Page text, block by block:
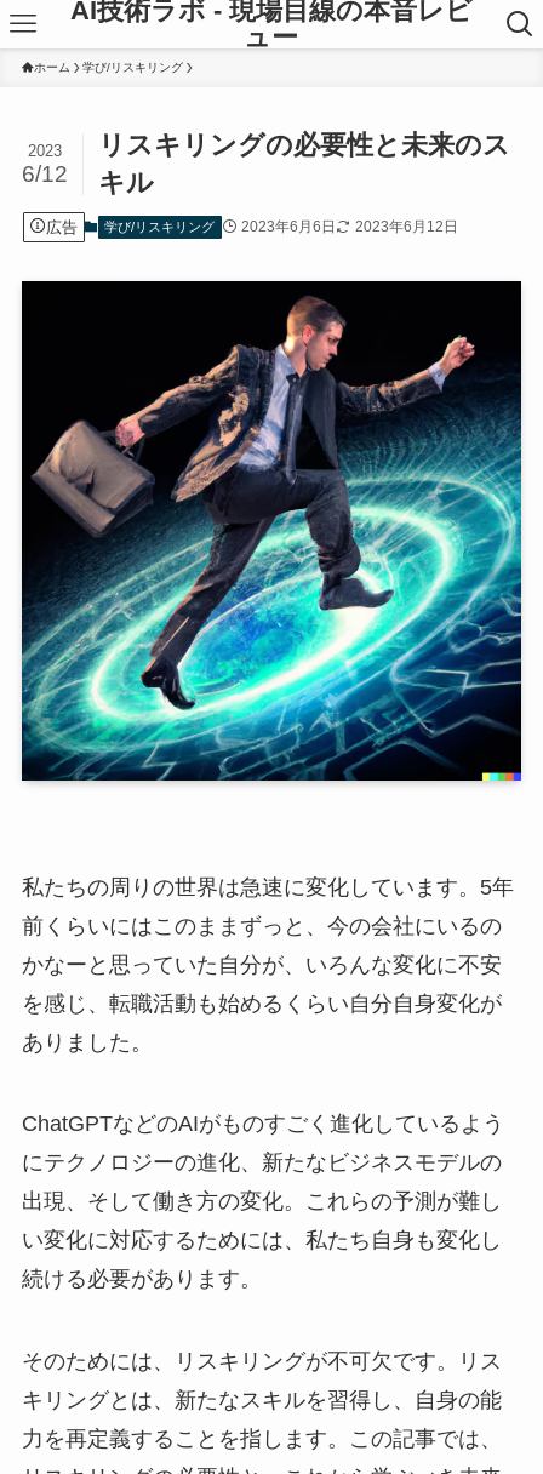
AI技術ラボ - 現場目線の本音レビ
ュー
ホーム 学び/リスキリング
リスキリングの必要性と未来のス
キル
2023
6/12
広告 学び/リスキリング 2023年6月6日 2023年6月12日
私たちの周りの世界は急速に変化しています。5年
前くらいにはこのままずっと、今の会社にいるの
かなーと思っていた自分が、いろんな変化に不安
を感じ、転職活動も始めるくらい自分自身変化が
ありました。
ChatGPTなどのAIがものすごく進化しているよう
にテクノロジーの進化、新たなビジネスモデルの
出現、そして働き方の変化。これらの予測が難し
い変化に対応するためには、私たち自身も変化し
続ける必要があります。
そのためには、リスキリングが不可欠です。リス
キリングとは、新たなスキルを習得し、自身の能
力を再定義することを指します。この記事では、